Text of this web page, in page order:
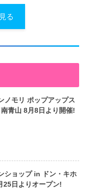
る
ノモリ ポップアップス
南青山 8月8日より開催!
ショップ in ドン・キホ
25日よりオープン!